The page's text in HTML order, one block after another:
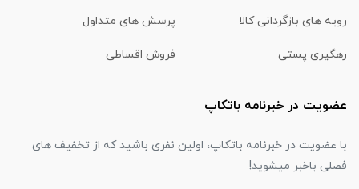
رویه های بازگردانی کالا پرسش های متداول
رهگیری پستی فروش اقساطی
عضویت در خبرنامه باتکاپ
با عضویت در خبرنامه باتکاپ، اولین نفری باشید که از تخفیف های
فصلی باخبر میشوید!